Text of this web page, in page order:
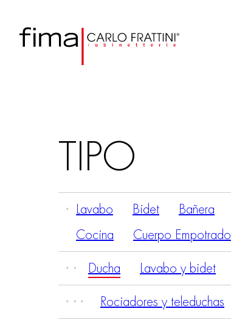
TIPO
Lavabo Bidet Bañera
Cocina Cuerpo Empotrado
Ducha Lavabo y bidet
Rociadores y teleduchas